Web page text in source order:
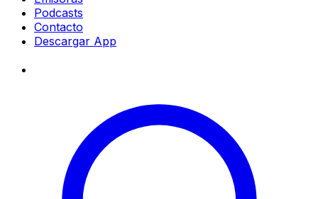
Podcasts
Contacto
Descargar App